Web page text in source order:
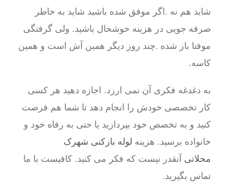
شاید هم نه .اگر موفق شده باشید شاید به خاطر
صرفه جویی در هزینه خوشحال باشید. ولی گرفتگی
موفتا باز شده .چند روز دیگر همین آش است و همین
کاسه.
به دغدغه فکری آن نمی ارزد. اجازه دهید هر کسی
کار تخصصی خودش را انجام دهد تا شما هم فرصت
کنید و به تخصص خود بپردازید یا حتی به رفاه خود و
خانواده برسید. هزینه لوله بازکنی شهرک
محلاتی آنقدر نیست که فکر می کنید. کافیست با ما
تماس بگیرید.